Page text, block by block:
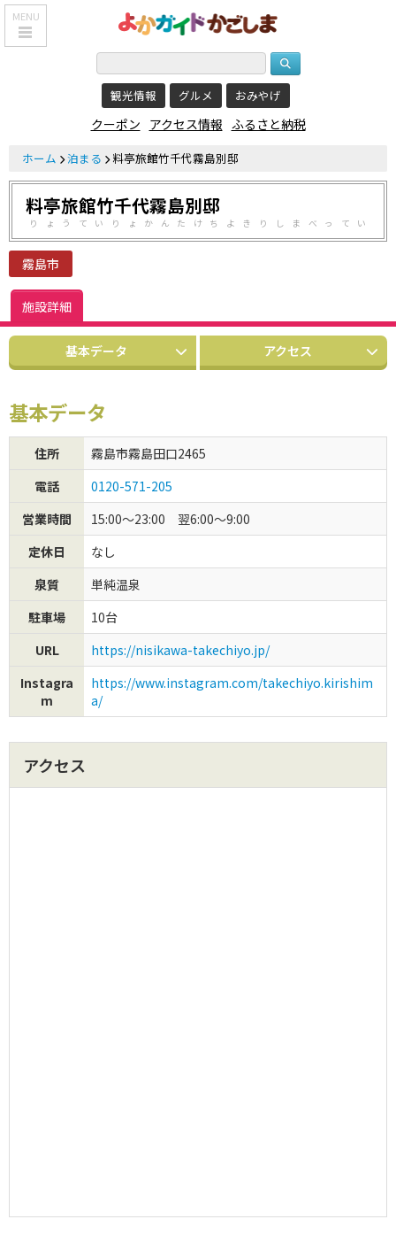
MENU
鹿児島基本情報
食べる・飲む
おみやげを買う
温泉
レジャー&
リラクゼーション
初めてご利用の方
クーポンご利用について
観光情報 グルメ おみやげ
クーポン アクセス情報 ふるさと納税
ホーム 泊まる 料亭旅館竹千代霧島別邸
料亭旅館竹千代霧島別邸
りょうていりょかんたけちよきりしまべってい
霧島市
施設詳細
基本データ アクセス
基本データ
住所
霧島市霧島田口2465
電話
0120-571-205
営業時間
15:00～23:00 翌6:00～9:00
定休日
なし
泉質
単純温泉
駐車場
10台
URL
https://nisikawa-takechiyo.jp/
Instagra
m
https://www.instagram.com/takechiyo.kirishim
a/
アクセス